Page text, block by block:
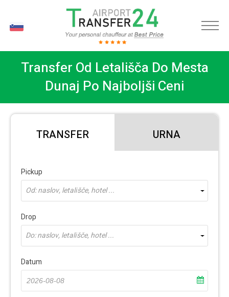
Transfer Od Letališča Do Mesta
Dunaj Po Najboljši Ceni
TRANSFER URNA
Pickup
Od: naslov, letališče, hotel ...
Drop
Do: naslov, letališče, hotel ...
Datum